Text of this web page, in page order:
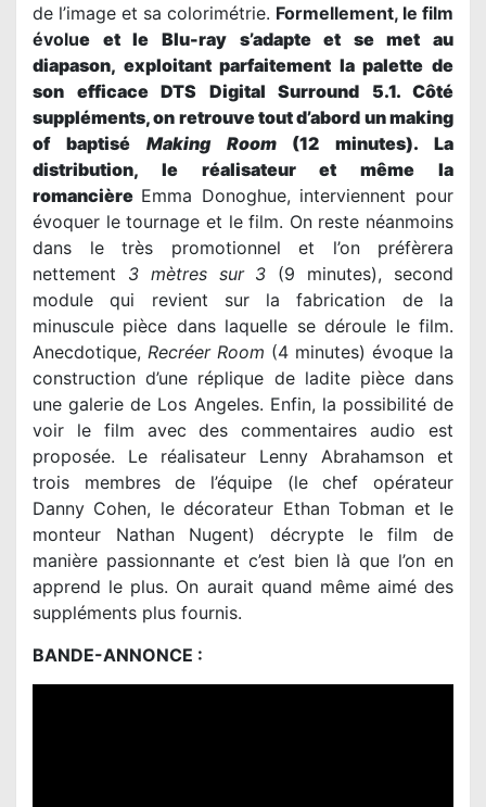
de l’image et sa colorimétrie. Formellement, le film
évolue et le Blu-ray s’adapte et se met au
diapason, exploitant parfaitement la palette de
son efficace DTS Digital Surround 5.1. Côté
suppléments, on retrouve tout d’abord un making
of baptisé Making Room (12 minutes). La
distribution, le réalisateuret même la
romancière Emma Donoghue, interviennent pour
évoquer le tournage et le film. On reste néanmoins
dans le très promotionnel et l’on préfèrera
nettement 3 mètres sur 3 (9 minutes), second
module qui revient sur la fabrication de la
minuscule pièce dans laquelle se déroule le film.
Anecdotique, Recréer Room (4 minutes) évoque la
construction d’une réplique de ladite pièce dans
une galerie de Los Angeles. Enfin, la possibilité de
voir le film avec des commentaires audio est
proposée. Le réalisateur Lenny Abrahamson et
trois membres de l’équipe (le chef opérateur
Danny Cohen, le décorateur Ethan Tobman et le
monteur Nathan Nugent) décrypte le film de
manière passionnante et c’est bien là que l’on en
apprend le plus. On aurait quand même aimé des
suppléments plus fournis.
BANDE-ANNONCE :